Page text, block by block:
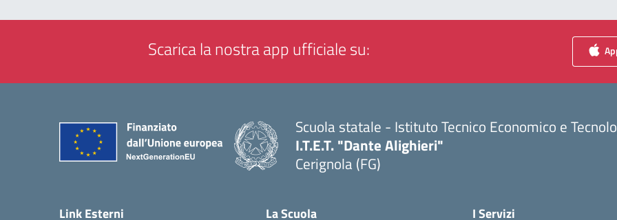
Scarica la nostra app ufficiale su:
Scuola statale - Istituto Tecnico Economico e
I.T.E.T. "Dante Alighieri"
Cerignola (FG)
Link Esterni La Scuola I Servizi